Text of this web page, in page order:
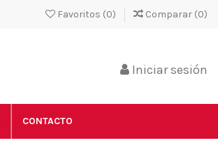
Favoritos (0) Comparar (0)
Iniciar sesión
CONTACTO